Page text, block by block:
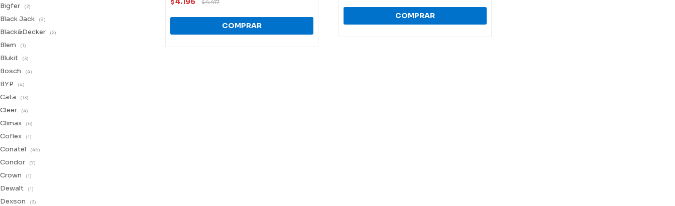
$ $4.417
Bigfer (2)
Black Jack (9)
Black&Decker (2)
Blem (1)
Blukit (3)
Bosch (4)
BYP (4)
Cata (13)
Cleer (4)
Climax (6)
Coflex (1)
Conatel (46)
Condor (7)
Crown (1)
Dewalt (1)
Dexson (3)